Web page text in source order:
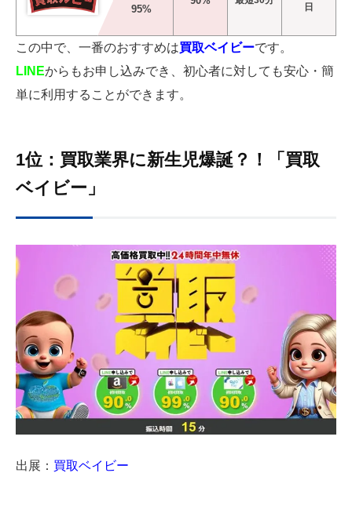
95%
日
この中で、一番のおすすめは買取ベイビーです。
LINEからもお申し込みでき、初心者に対しても安心・簡
単に利用することができます。
1位：買取業界に新生児爆誕？！「買取
ベイビー」
出展： 買取ベイビー